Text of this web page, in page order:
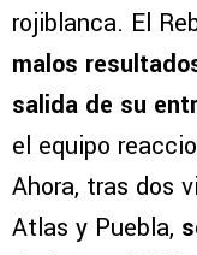
rojiblanca. El
malos
salida de su
el equipo
Ahora, tras dos
Atlas y Puebla,